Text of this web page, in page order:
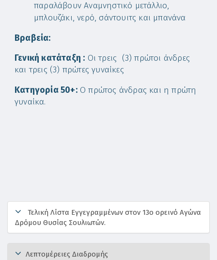
παραλάβουν Αναμνηστικό μετάλλιο,
μπλουζάκι, νερό, σάντουιτς και μπανάνα
Βραβεία:
Γενική κατάταξη : Οι τρεις (3) πρώτοι άνδρες
και τρεις (3) πρώτες γυναίκες
Κατηγορία 50+:Ο πρώτος άνδρας και η πρώτη
γυναίκα.
Τελική Λίστα Εγγεγραμμένων στον 13ο ορεινό Αγώνα
Δρόμου Θυσίας Σουλιωτών.
Λεπτομέρειες Διαδρομής